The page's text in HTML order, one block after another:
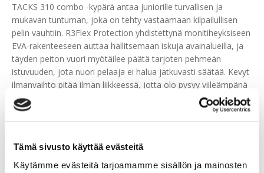
Tämä sivusto käyttää evästeitä
Käytämme evästeitä tarjoamamme sisällön ja mainosten
TACKS 310 combo -kypärä antaa juniorille turvallisen ja
mukavan tuntuman, joka on tehty vastaamaan kilpailullisen
pelin vauhtiin. R3Flex Protection yhdistettynä monitiheyksiseen
EVA-rakenteeseen auttaa hallitsemaan iskuja avainalueilla, ja
täyden peiton vuori myötäilee päätä tarjoten pehmeän
istuvuuden, jota nuori pelaaja ei halua jatkuvasti säätää. Kevyt
ilmanvaihto pitää ilman liikkeessä, jotta olo pysyy viileämpänä
kovissa vaihdoissa. Takana oleva työkaluton säätö
mahdollistaa pituuden ja leveyden nopean hienosäädön
Tutustu myös